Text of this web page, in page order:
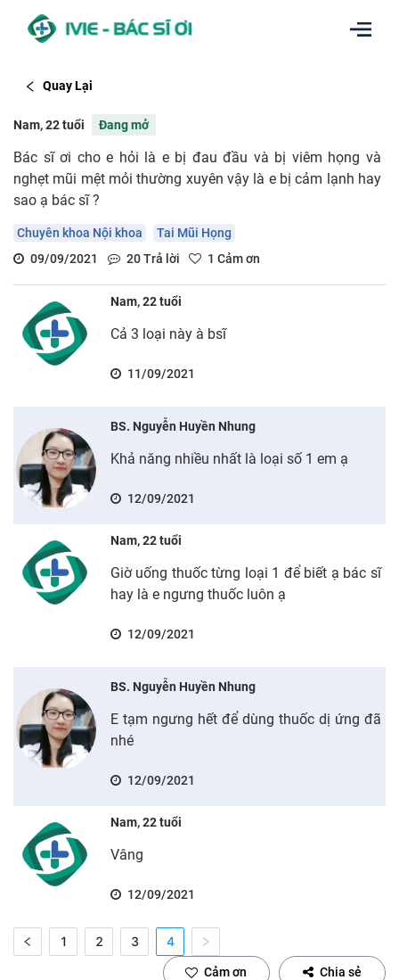
Quay Lại
Nam, 22 tuổi Đang mở
Bác sĩ ơi cho e hỏi là e bị đau đầu và bị viêm họng và
nghẹt mũi mệt mỏi thường xuyên vậy là e bị cảm lạnh hay
sao ạ bác sĩ ?
Chuyên khoa Nội khoa
Tai Mũi Họng
09/09/2021
20Trả lời 1 Cảm ơn
Nam, 22 tuổi
Cả 3 loại này à bsĩ
11/09/2021
BS. Nguyễn Huyền Nhung
Khả năng nhiều nhất là loại số 1 em ạ
12/09/2021
Nam, 22 tuổi
Giờ uống thuốc từng loại 1 để biết ạ bác sĩ
hay là e ngưng thuốc luôn ạ
12/09/2021
BS. Nguyễn Huyền Nhung
E tạm ngưng hết để dùng thuốc dị ứng đã
nhé
12/09/2021
Nam, 22 tuổi
Vâng
12/09/2021
1 2 3 4
Cảm ơn Chia sẻ